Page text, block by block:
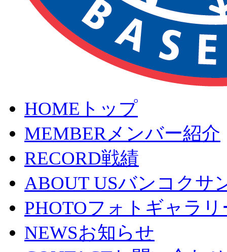
HOME トップ
MEMBERメンバー紹介
RECORD戦績
ABOUT USバンコクサ
PHOTOフォトギャラリ
NEWSお知らせ